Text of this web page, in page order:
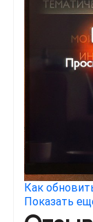
Как
Показать